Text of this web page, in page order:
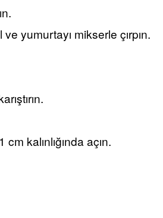
yumurtayı mikserle çırpın.
kalınlığında açın.